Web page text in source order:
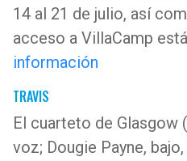
14 al 21 de julio, así
acceso a VillaCamp
información
TRAVIS
El cuarteto de Glasgow
voz; Dougie Payne,